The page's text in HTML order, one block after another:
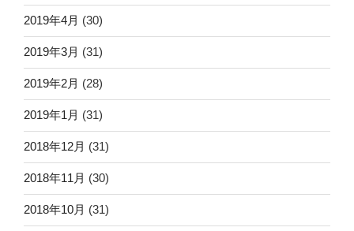
2019年4月 (30)
2019年3月 (31)
2019年2月 (28)
2019年1月 (31)
2018年12月 (31)
2018年11月 (30)
2018年10月 (31)